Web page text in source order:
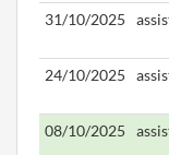
31/10/2025
24/10/2025
08/10/2025